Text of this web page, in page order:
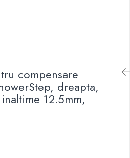
compensare
dreapta,
12.5mm,